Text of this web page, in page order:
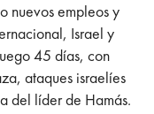
nuevos empleos y
Israel y
45 días, con
ataques israelíes
del líder de Hamás.